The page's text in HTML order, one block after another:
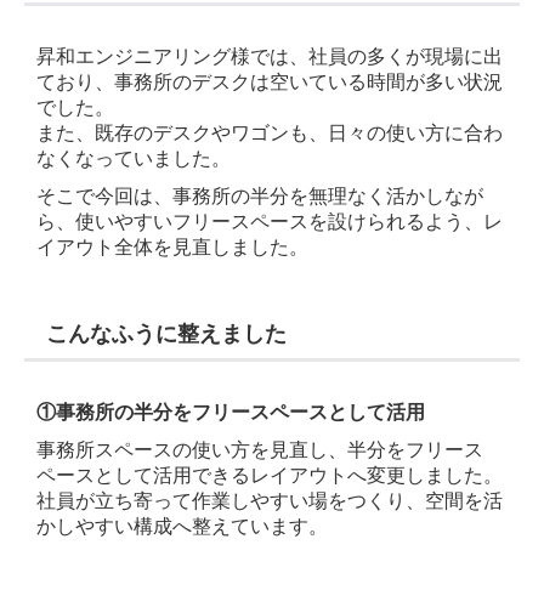
昇和エンジニアリング様では、社員の多くが現場に出
ており、事務所のデスクは空いている時間が多い状況
でした。
また、既存のデスクやワゴンも、日々の使い方に合わ
なくなっていました。
そこで今回は、事務所の半分を無理なく活かしなが
ら、使いやすいフリースペースを設けられるよう、レ
イアウト全体を見直しました。
こんなふうに整えました
①事務所の半分をフリースペースとして活用
事務所スペースの使い方を見直し、半分をフリース
ペースとして活用できるレイアウトへ変更しました。
社員が立ち寄って作業しやすい場をつくり、空間を活
かしやすい構成へ整えています。